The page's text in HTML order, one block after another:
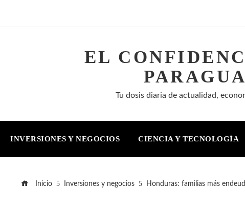
EL
Tu dosis diaria de actualidad,
INVERSIONES Y NEGOCIOS CIENCIA Y TECNOLOGÍA
Inicio Inversiones y negocios Honduras: familias más